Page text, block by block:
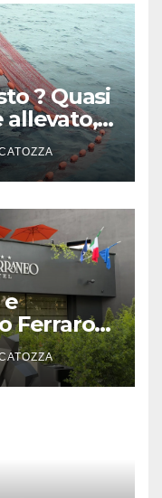
? Quasi
allevato,
e
Ferraro